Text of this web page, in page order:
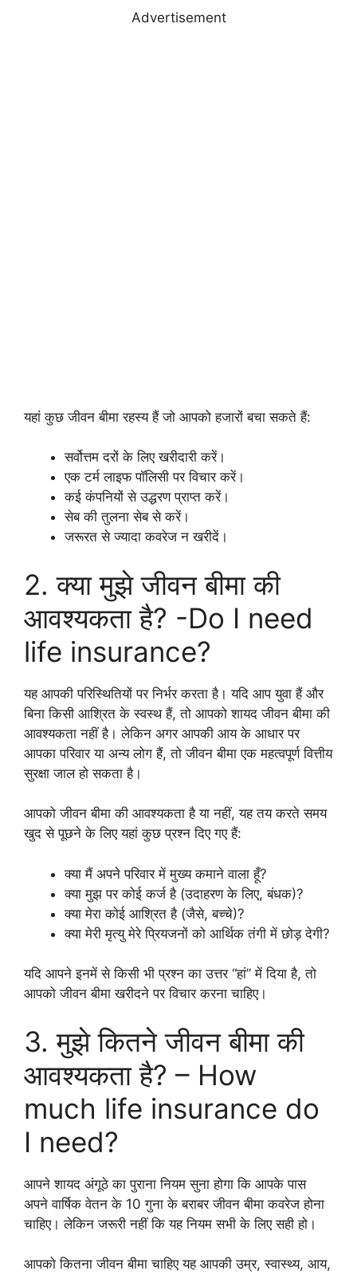
Advertisement
यहां कुछ जीवन बीमा रहस्य हैं जो आपको हजारों बचा सकते हैं:
सर्वोत्तम दरों के लिए खरीदारी करें।
एक टर्म लाइफ पॉलिसी पर विचार करें।
कई कंपनियों से उद्धरण प्राप्त करें।
सेब की तुलना सेब से करें।
जरूरत से ज्यादा कवरेज न खरीदें।
2. क्या मुझे जीवन बीमा की
आवश्यकता है? -Do I need
life insurance?
यह आपकी परिस्थितियों पर निर्भर करता है। यदि आप युवा हैं और
बिना किसी आश्रित के स्वस्थ हैं, तो आपको शायद जीवन बीमा की
आवश्यकता नहीं है। लेकिन अगर आपकी आय के आधार पर
आपका परिवार या अन्य लोग हैं, तो जीवन बीमा एक महत्वपूर्ण वित्तीय
सुरक्षा जाल हो सकता है।
आपको जीवन बीमा की आवश्यकता है या नहीं, यह तय करते समय
खुद से पूछने के लिए यहां कुछ प्रश्न दिए गए हैं:
क्या मैं अपने परिवार में मुख्य कमाने वाला हूँ?
क्या मुझ पर कोई कर्ज है (उदाहरण के लिए, बंधक)?
क्या मेरा कोई आश्रित है (जैसे, बच्चे)?
क्या मेरी मृत्यु मेरे प्रियजनों को आर्थिक तंगी में छोड़ देगी?
यदि आपने इनमें से किसी भी प्रश्न का उत्तर “हां” में दिया है, तो
आपको जीवन बीमा खरीदने पर विचार करना चाहिए।
3. मुझे कितने जीवन बीमा की
आवश्यकता है? – How
much life insurance do
I need?
आपने शायद अंगूठे का पुराना नियम सुना होगा कि आपके पास
अपने वार्षिक वेतन के 10 गुना के बराबर जीवन बीमा कवरेज होना
चाहिए। लेकिन जरूरी नहीं कि यह नियम सभी के लिए सही हो।
आपको कितना जीवन बीमा चाहिए यह आपकी उम्र, स्वास्थ्य, आय,